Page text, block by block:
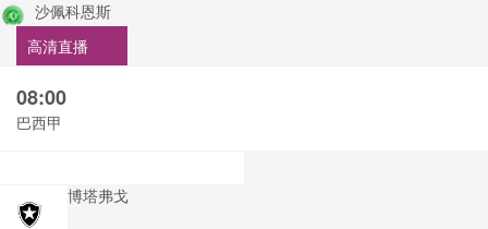
沙佩科恩斯
高清直播
08:00
巴西甲
博塔弗戈